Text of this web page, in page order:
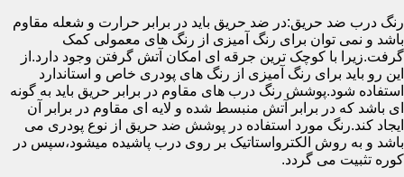
رنگ درب ضد حریق:در ضد حریق باید در برابر حرارت و شعله مقاوم
باشد و نمی توان برای رنگ آمیزی از رنگ های معمولی کمک
گرفت.زیرا با کوچک ترین جرقه ای امکان آتش گرفتن وجود دارد.از
این رو باید برای رنگ آمیزی از رنگ های پودری خاص و استاندارد
استفاده شود.پوشش رنگ درب های مقاوم در برابر حریق باید به گونه
ای باشد که در برابر آتش منبسط شده و لایه ای مقاوم در برابر آن
ایجاد کند.رنگ مورد استفاده در پوشش ضد حریق از نوع پودری می
باشد و به روش الکترواستاتیک بر روی درب پاشیده میشود،سپس در
کوره تثبیت می گردد.